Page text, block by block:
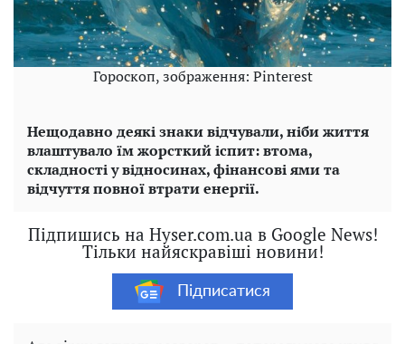
Гороскоп, зображення: Pinterest
Нещодавно деякі знаки відчували, ніби життя
влаштувало їм жорсткий іспит: втома,
складності у відносинах, фінансові ями та
відчуття повної втрати енергії.
Підпишись на Hyser.com.ua в Google News!
Тільки найяскравіші новини!
Підписатися